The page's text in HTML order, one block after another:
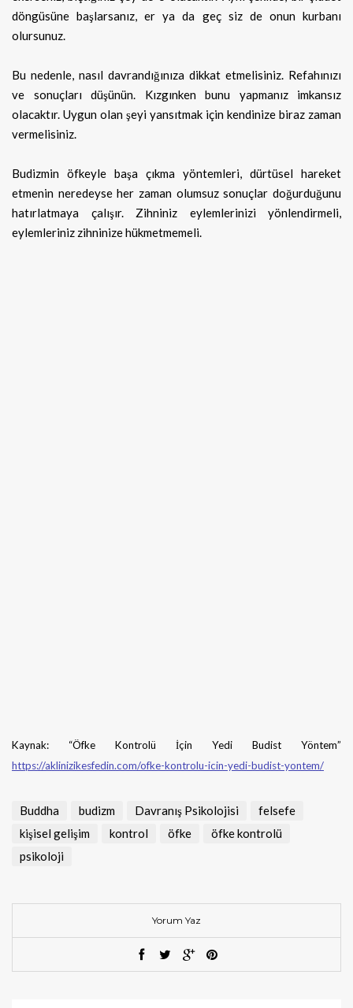
döngüsüne başlarsanız, er ya da geç siz de onun kurbanı
olursunuz.
Bu nedenle, nasıl davrandığınıza dikkat etmelisiniz. Refahınızı
ve sonuçları düşünün. Kızgınken bunu yapmanız imkansız
olacaktır. Uygun olan şeyi yansıtmak için kendinize biraz zaman
vermelisiniz.
Budizmin öfkeyle başa çıkma yöntemleri, dürtüsel hareket
etmenin neredeyse her zaman olumsuz sonuçlar doğurduğunu
hatırlatmaya çalışır. Zihniniz eylemlerinizi yönlendirmeli,
eylemleriniz zihninize hükmetmemeli.
Kaynak: “Öfke Kontrolü İçin Yedi Budist Yöntem”
https://aklinizikesfedin.com/ofke-kontrolu-icin-yedi-budist-yontem/
Buddha budizm Davranış Psikolojisi
felsefe
kişisel gelişim
kontrol öfke
öfke kontrolü
psikoloji
Yorum Yaz